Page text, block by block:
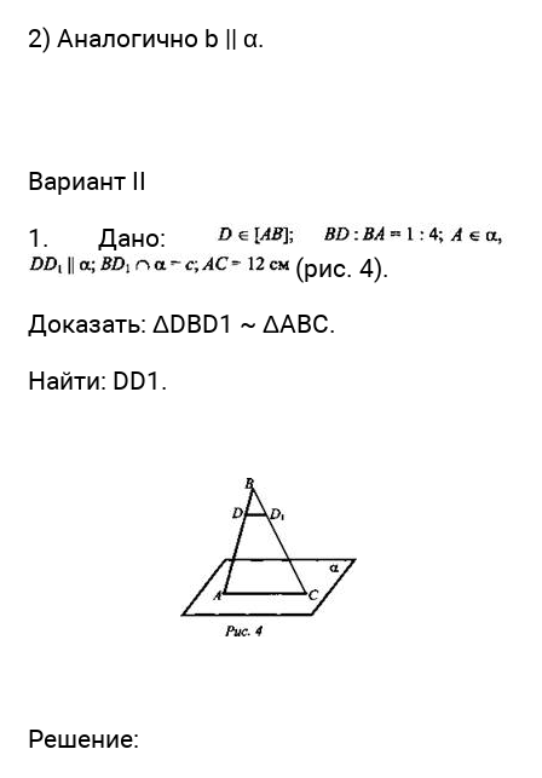
2) Аналогично b || α.
Вариант II
1. Дано:
(рис. 4).
Доказать: ΔDBD1 ~ ΔABC.
Найти: DD1.
Решение: